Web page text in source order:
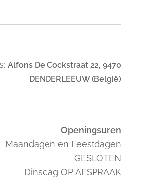
Alfons De Cockstraat 22, 9470
DENDERLEEUW (België)
Openingsuren
Maandagen en Feestdagen
GESLOTEN
Dinsdag OP AFSPRAAK